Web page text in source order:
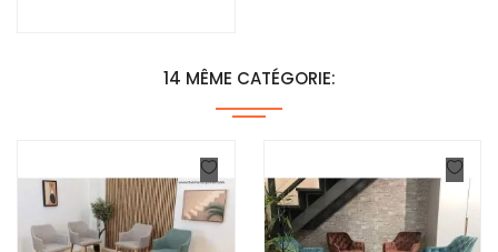
14 MÊME CATÉGORIE: